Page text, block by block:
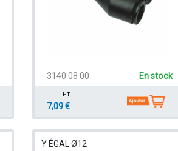
3140 08 00 En stock
HT
7,09 €
Y ÉGAL Ø12